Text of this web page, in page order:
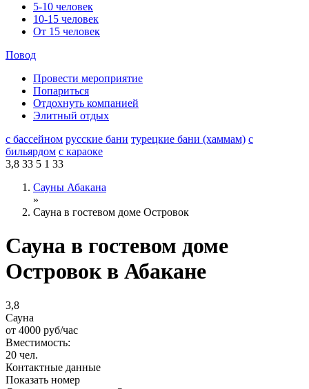
5-10 человек
10-15 человек
От 15 человек
Повод
Провести мероприятие
Попариться
Отдохнуть компанией
Элитный отдых
с бассейном русские бани турецкие бани (хаммам) с
бильярдом с караоке
3,8 33 5 1 33
Сауны Абакана
»
Сауна в гостевом доме Островок
Сауна в гостевом доме
Островок в Абакане
3,8
Cауна
от 4000 руб/час
Вместимость:
20 чел.
Контактные данные
Показать номер